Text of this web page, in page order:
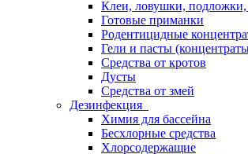
Клеи, ловушки,
Готовые приманки
Родентицидные
Гели и пасты
Средства от кротов
Дусты
Средства от змей
Дезинфекция
Химия для бассейна
Бесхлорные средства
Хлорсодержащие